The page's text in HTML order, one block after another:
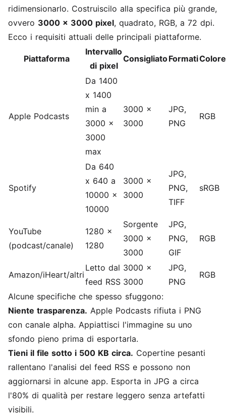
ridimensionarlo. Costruiscilo alla specifica più grande,
ovvero 3000 x 3000 pixel, quadrato, RGB, a 72 dpi.
Ecco i requisiti attuali delle principali piattaforme.
Piattaforma
Intervallo
di pixel
ConsigliatoFormatiColore
Apple Podcasts
Da 1400
x 1400
min a
3000 x
3000
max
3000 x
3000
JPG,
PNG
RGB
Spotify
Da 640
x 640 a
10000 x
10000
3000 x
3000
JPG,
PNG,
TIFF
sRGB
YouTube
(podcast/canale)
1280 x
1280
Sorgente
3000 x
3000
JPG,
PNG,
GIF
RGB
Amazon/iHeart/altri
Letto dal
feed RSS
3000 x
3000
JPG,
PNG
RGB
Alcune specifiche che spesso sfuggono:
Niente trasparenza. Apple Podcasts rifiuta i PNG
con canale alpha. Appiattisci l'immagine su uno
sfondo pieno prima di esportarla.
Tieni il file sotto i 500 KB circa. Copertine pesanti
rallentano l'analisi del feed RSS e possono non
aggiornarsi in alcune app. Esporta in JPG a circa
l'80% di qualità per restare leggero senza artefatti
visibili.